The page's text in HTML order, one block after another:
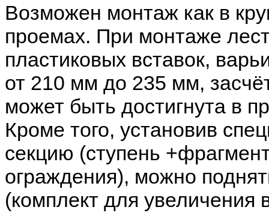
Возможен монтаж как в
проемах. При монтаже
пластиковых вставок,
от 210 мм до 235 мм,
может быть достигнута в
Кроме того, установив
секцию (ступень
ограждения), можно
(комплект для увеличения